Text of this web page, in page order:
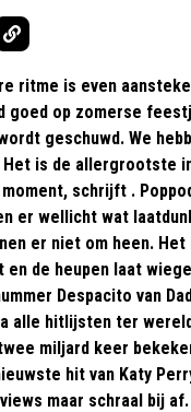
ritme is even
goed op zomerse
geschuwd. We
is de allergrootste
schrijft .
er wellicht wat
er niet om heen.
en de heupen laat
Despacito van
alle hitlijsten ter
miljard keer
hit van Katy
maar schraal bij